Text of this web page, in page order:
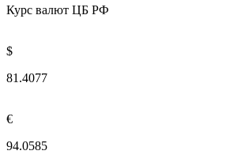
Курс валют ЦБ РФ
$
81.4077
€
94.0585